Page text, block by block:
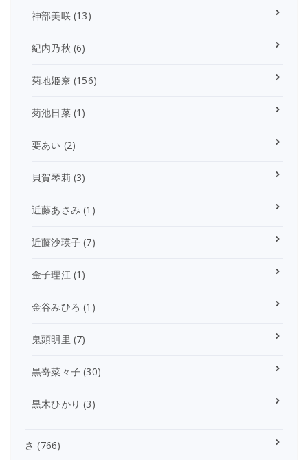
神部美咲(13)
紀内乃秋 (6)
菊地姫奈 (156)
菊池日菜(1)
要あい (2)
貝賀琴莉 (3)
近藤あさみ (1)
近藤沙瑛子 (7)
金子理江 (1)
金谷みひろ (1)
鬼頭明里 (7)
黒嵜菜々子 (30)
黒木ひかり (3)
さ (766)